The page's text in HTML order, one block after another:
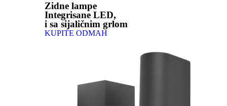
Zidne lampe
Integrisane LED,
i sa sijaličnim grlom
KUPITE ODMAH